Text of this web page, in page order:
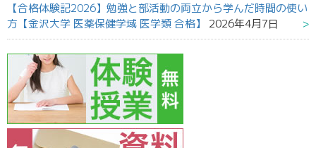
【合格体験記2026】勉強と部活動の両立から学んだ時間の使い
方【金沢大学 医薬保健学域 医学類 合格】
2026年4月7日